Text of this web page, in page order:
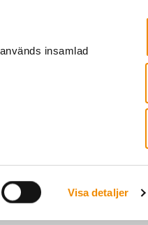
insamlad
Visa detaljer